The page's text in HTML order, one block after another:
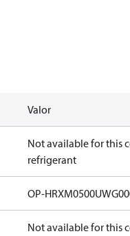
Valor
Not available for this
refrigerant
OP-
Not available for this